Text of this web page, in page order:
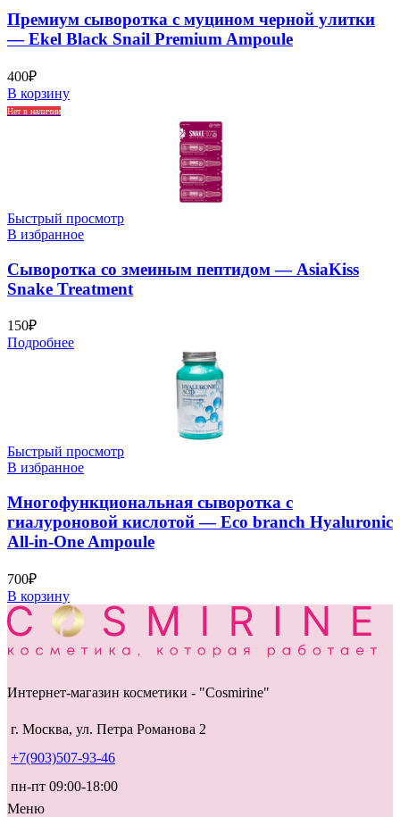
Премиум сыворотка с муцином черной улитки
— Ekel Black Snail Premium Ampoule
400₽
В корзину
Нет в наличии
Быстрый просмотр
В избранное
Сыворотка со змеиным пептидом — AsiaKiss
Snake Treatment
150₽
Подробнее
Быстрый просмотр
В избранное
Многофункциональная сыворотка с
гиалуроновой кислотой — Eco branch Hyaluronic
All-in-One Ampoule
700₽
В корзину
Интернет-магазин косметики - "Cosmirine"
г. Москва, ул. Петра Романова 2
+7(903)507-93-46
пн-пт 09:00-18:00
Меню